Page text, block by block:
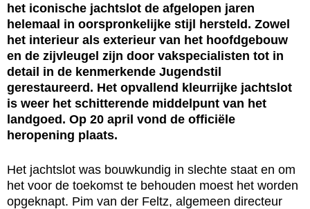
het iconische jachtslot de afgelopen jaren
helemaal in oorspronkelijke stijl hersteld. Zowel
het interieur als exterieur van het hoofdgebouw
en de zijvleugel zijn door vakspecialisten tot in
detail in de kenmerkende Jugendstil
gerestaureerd. Het opvallend kleurrijke jachtslot
is weer het schitterende middelpunt van het
landgoed. Op 20 april vond de officiële
heropening plaats.
Het jachtslot was bouwkundig in slechte staat en om
het voor de toekomst te behouden moest het worden
opgeknapt. Pim van der Feltz, algemeen directeur